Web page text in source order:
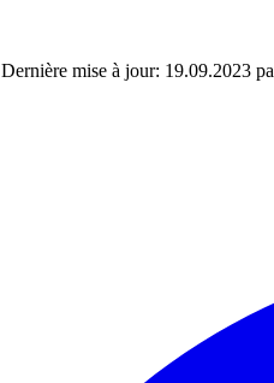
Dernière mise à jour: 19.09.2023